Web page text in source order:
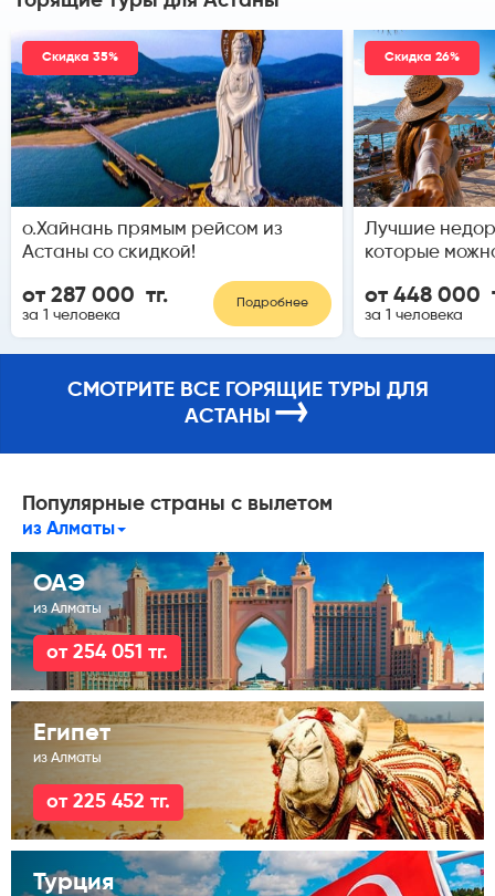
Скидка 35%
о.Хайнань прямым рейсом из
Астаны со скидкой!
от 287 000 тг.
за 1 человека
Подробнее
Скидка 26%
Лучшие
которые
от 448 000
за 1 человека
СМОТРИТЕ ВСЕ ГОРЯЩИЕ ТУРЫ ДЛЯ
АСТАНЫ →
Популярные страны с вылетом
из Алматы
ОАЭ
из Алматы
от 254 051 тг.
Египет
из Алматы
от 225 452 тг.
Турция